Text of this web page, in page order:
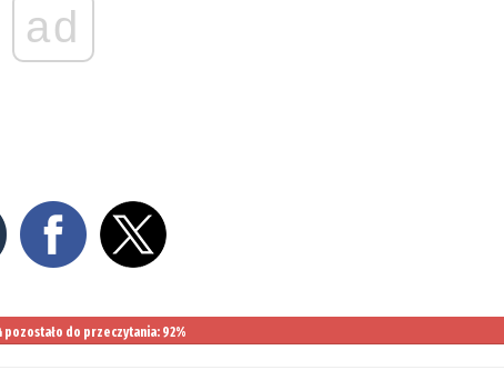
ad
pozostało do przeczytania: 92%